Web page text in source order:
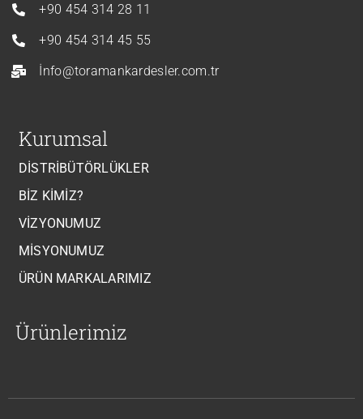
+90 454 314 28 11
+90 454 314 45 55
İnfo@toramankardesler.com.tr
Kurumsal
DISTRIBÜTÖRLÜKLER
BIZ KIMIZ?
VIZYONUMUZ
MISYONUMUZ
ÜRÜN MARKALARIMIZ
Ürünlerimiz